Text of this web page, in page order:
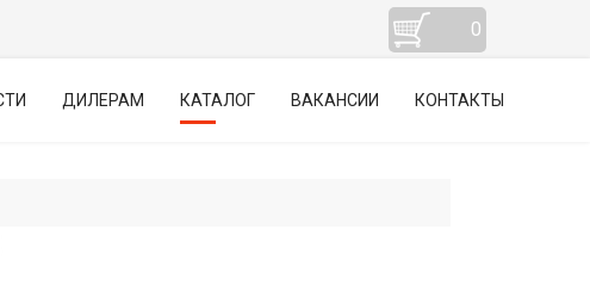
0
ДИЛЕРАМ КАТАЛОГ ВАКАНСИИ КОНТАКТЫ